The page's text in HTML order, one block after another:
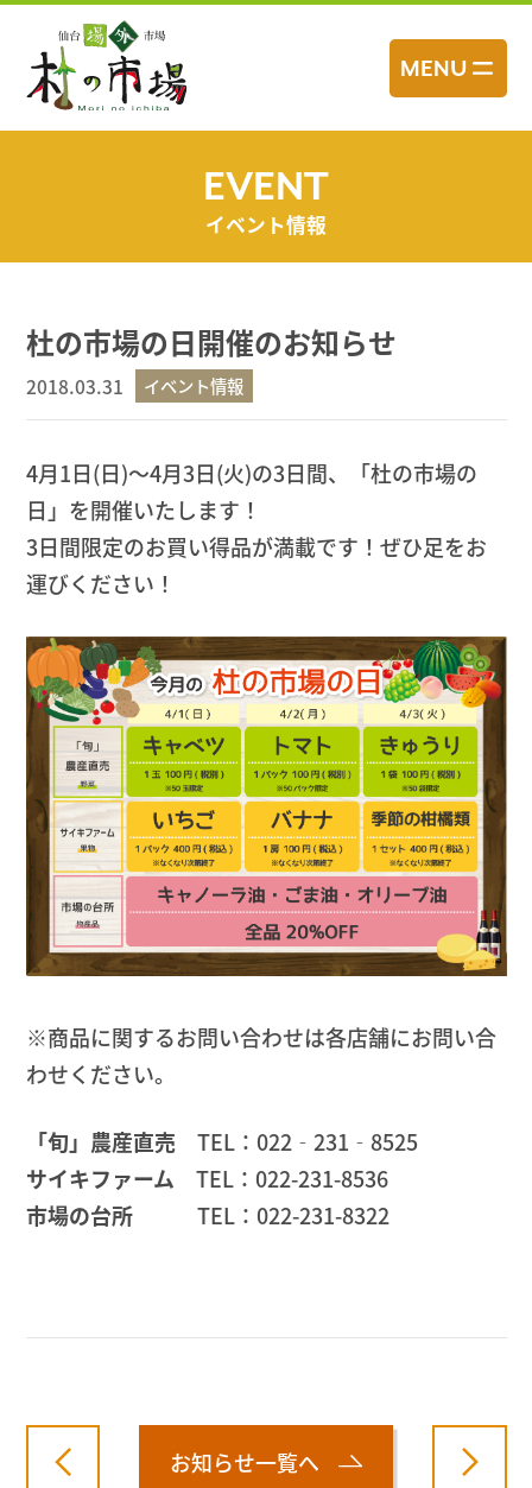
ッ
MENU
EVENT
イベント情報
杜の市場の日開催のお知らせ
2018.03.31 イベント情報
4月1日(日)～4月3日(火)の3日間、「杜の市場の
日」を開催いたします！
3日間限定のお買い得品が満載です！ぜひ足をお
運びください！
※商品に関するお問い合わせは各店舗にお問い合
わせください。
「旬」農産直売TEL：022‐231‐8525
サイキファーム TEL：022-231-8536
市場の台所TEL：022-231-8322
お知らせ一覧へ